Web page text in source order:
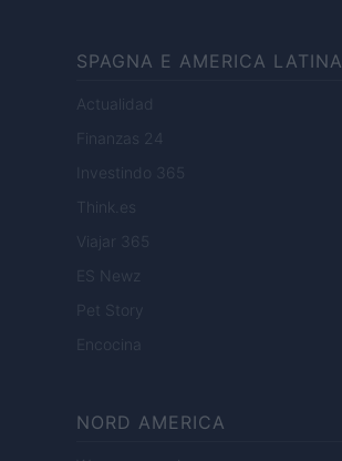
SPAGNA E AMERICA LATINA
Actualidad
Finanzas 24
Investindo 365
Think.es
Viajar 365
ES Newz
Pet Story
Encocina
NORD AMERICA